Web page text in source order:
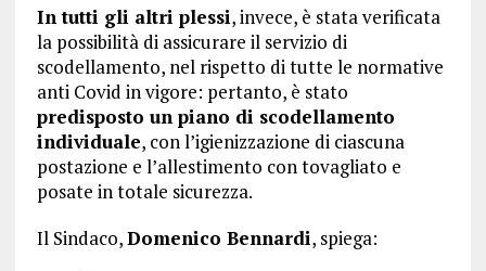
In tutti gli altri plessi, invece, è stata verificata
la possibilità di assicurare il servizio di
scodellamento, nel rispetto di tutte le normative
anti Covid in vigore: pertanto, è stato
predisposto un piano di scodellamento
individuale, con l’igienizzazione di ciascuna
postazione e l’allestimento con tovagliato e
posate in totale sicurezza.
Il Sindaco,Domenico Bennardi, spiega: